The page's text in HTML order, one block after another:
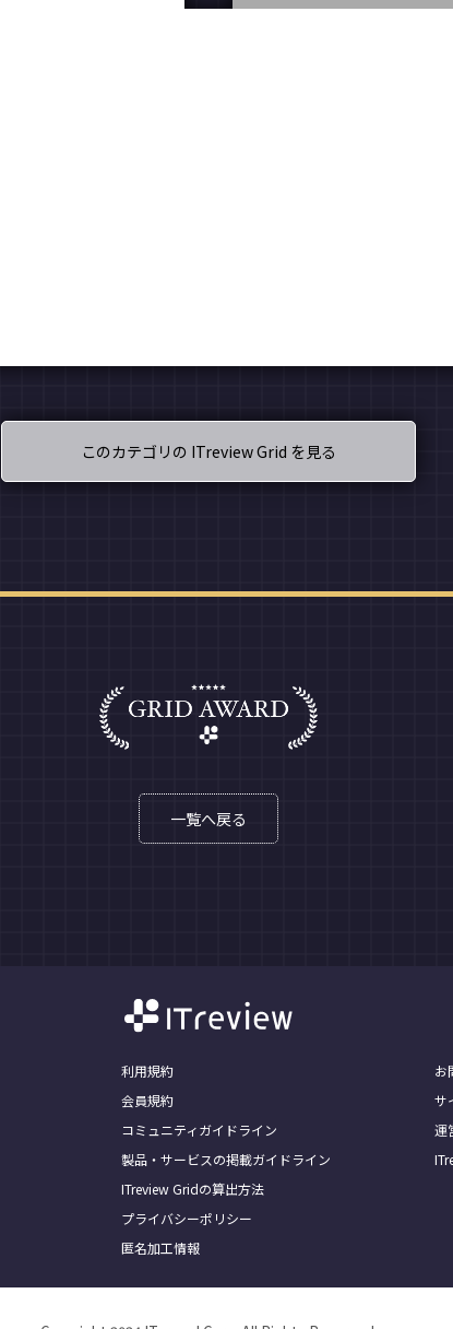
このカテゴリの ITreview Grid を見る
一覧へ戻る
利用規約
会員規約
コミュニティガイドライン
製品・サービスの掲載ガイドライン
ITreview Gridの算出方法
プライバシーポリシー
匿名加工情報
お
サ
運